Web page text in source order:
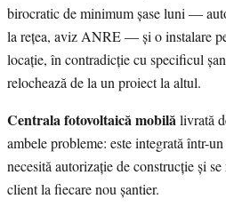
birocratic de minimum șase luni —
la rețea, aviz ANRE — și o instalare
locație, în contradicție cu specificul
relochează de la un proiect la altul.
Centrala fotovoltaică mobilă livrată
ambele probleme: este integrată într-
necesită autorizație de construcție și
client la fiecare nou șantier.